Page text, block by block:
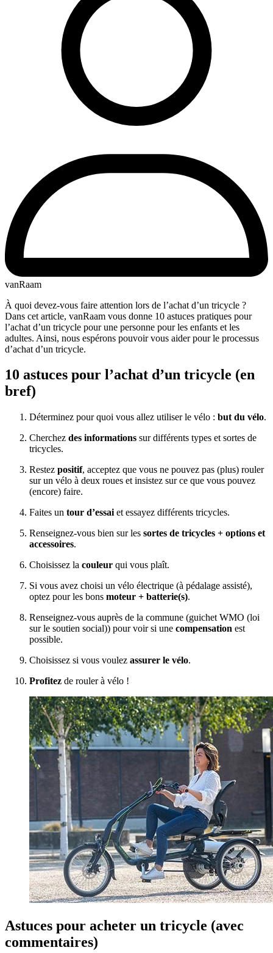
vanRaam
À quoi devez-vous faire attention lors de l’achat d’un tricycle ?
Dans cet article, vanRaam vous donne 10 astuces pratiques pour
l’achat d’un tricycle pour une personne pour les enfants et les
adultes. Ainsi, nous espérons pouvoir vous aider pour le processus
d’achat d’un tricycle.
10 astuces pour l’achat d’un tricycle (en
bref)
Déterminez pour quoi vous allez utiliser le vélo : but du vélo.
Cherchez des informations sur différents types et sortes de
tricycles.
Restez positif, acceptez que vous ne pouvez pas (plus) rouler
sur un vélo à deux roues et insistez sur ce que vous pouvez
(encore) faire.
Faites un tour d’essai et essayez différents tricycles.
Renseignez-vous bien sur les sortes de tricycles + options et
accessoires.
Choisissez la couleur qui vous plaît.
Si vous avez choisi un vélo électrique (à pédalage assisté),
optez pour les bons moteur + batterie(s).
Renseignez-vous auprès de la commune (guichet WMO (loi
sur le soutien social)) pour voir si une compensation est
possible.
Choisissez si vous voulez assurer le vélo.
Profitez de rouler à vélo !
Astuces pour acheter un tricycle (avec
commentaires)